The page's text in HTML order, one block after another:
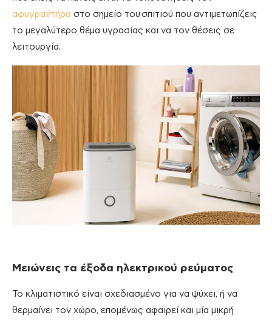
αφυγραντήρα στο σημείο του σπιτιού που αντιμετωπίζεις
το μεγαλύτερο θέμα υγρασίας και να τον θέσεις σε
λειτουργία.
Μειώνεις τα έξοδα ηλεκτρικού ρεύματος
Το κλιματιστικό είναι σχεδιασμένο για να ψύχει, ή να
θερμαίνει τον χώρο, επομένως αφαιρεί και μία μικρή